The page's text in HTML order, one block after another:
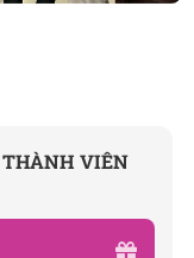
THÀNH VIÊN